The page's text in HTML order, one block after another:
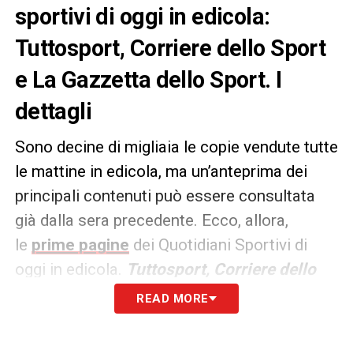
sportivi di oggi in edicola:
Tuttosport, Corriere dello Sport
e La Gazzetta dello Sport. I
dettagli
Sono decine di migliaia le copie vendute tutte
le mattine in edicola, ma un’anteprima dei
principali contenuti può essere consultata
già dalla sera precedente. Ecco, allora,
le prime pagine dei Quotidiani Sportivi di
oggi in edicola.
Tuttosport, Corriere dello
Sport e La Gazzetta dello
rappresentano i principali quotidiani
READ MORE